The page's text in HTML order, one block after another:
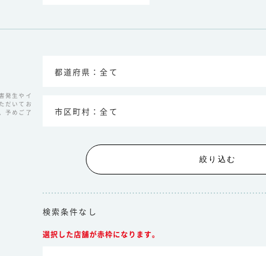
発生やイ
だいてお
予めご了
絞り込む
検索条件なし
選択した店舗が赤枠になります。